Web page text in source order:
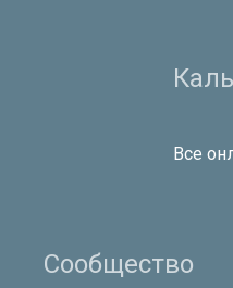
Все
Сообщество